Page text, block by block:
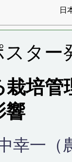
日
ター
培管
響
幸一（